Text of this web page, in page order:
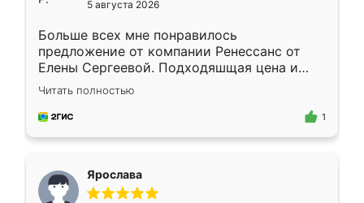
5 августа 2026
Больше всех мне понравилось
предложение от компании Ренессанс от
Елены Сергеевой. Подходяшщая цена и
короткие сроки изготовления. Приехавший
для замера сотрудник Владислав
предложил по моему эскизу самый
Читать полностью
1
Ярослава